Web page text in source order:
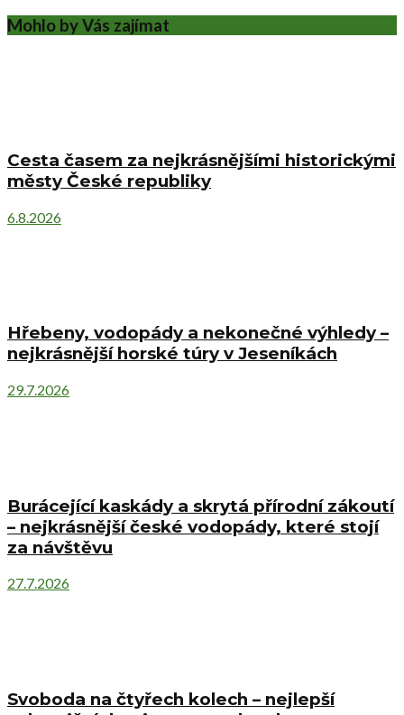
Mohlo by Vás zajímat
Cesta časem za nejkrásnějšími historickými
městy České republiky
6.8.2026
Hřebeny, vodopády a nekonečné výhledy –
nejkrásnější horské túry v Jeseníkách
29.7.2026
Burácející kaskády a skrytá přírodní zákoutí
– nejkrásnější české vodopády, které stojí
za návštěvu
27.7.2026
Svoboda na čtyřech kolech – nejlepší